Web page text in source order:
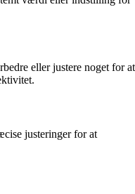
eller justere noget for at
justeringer for at